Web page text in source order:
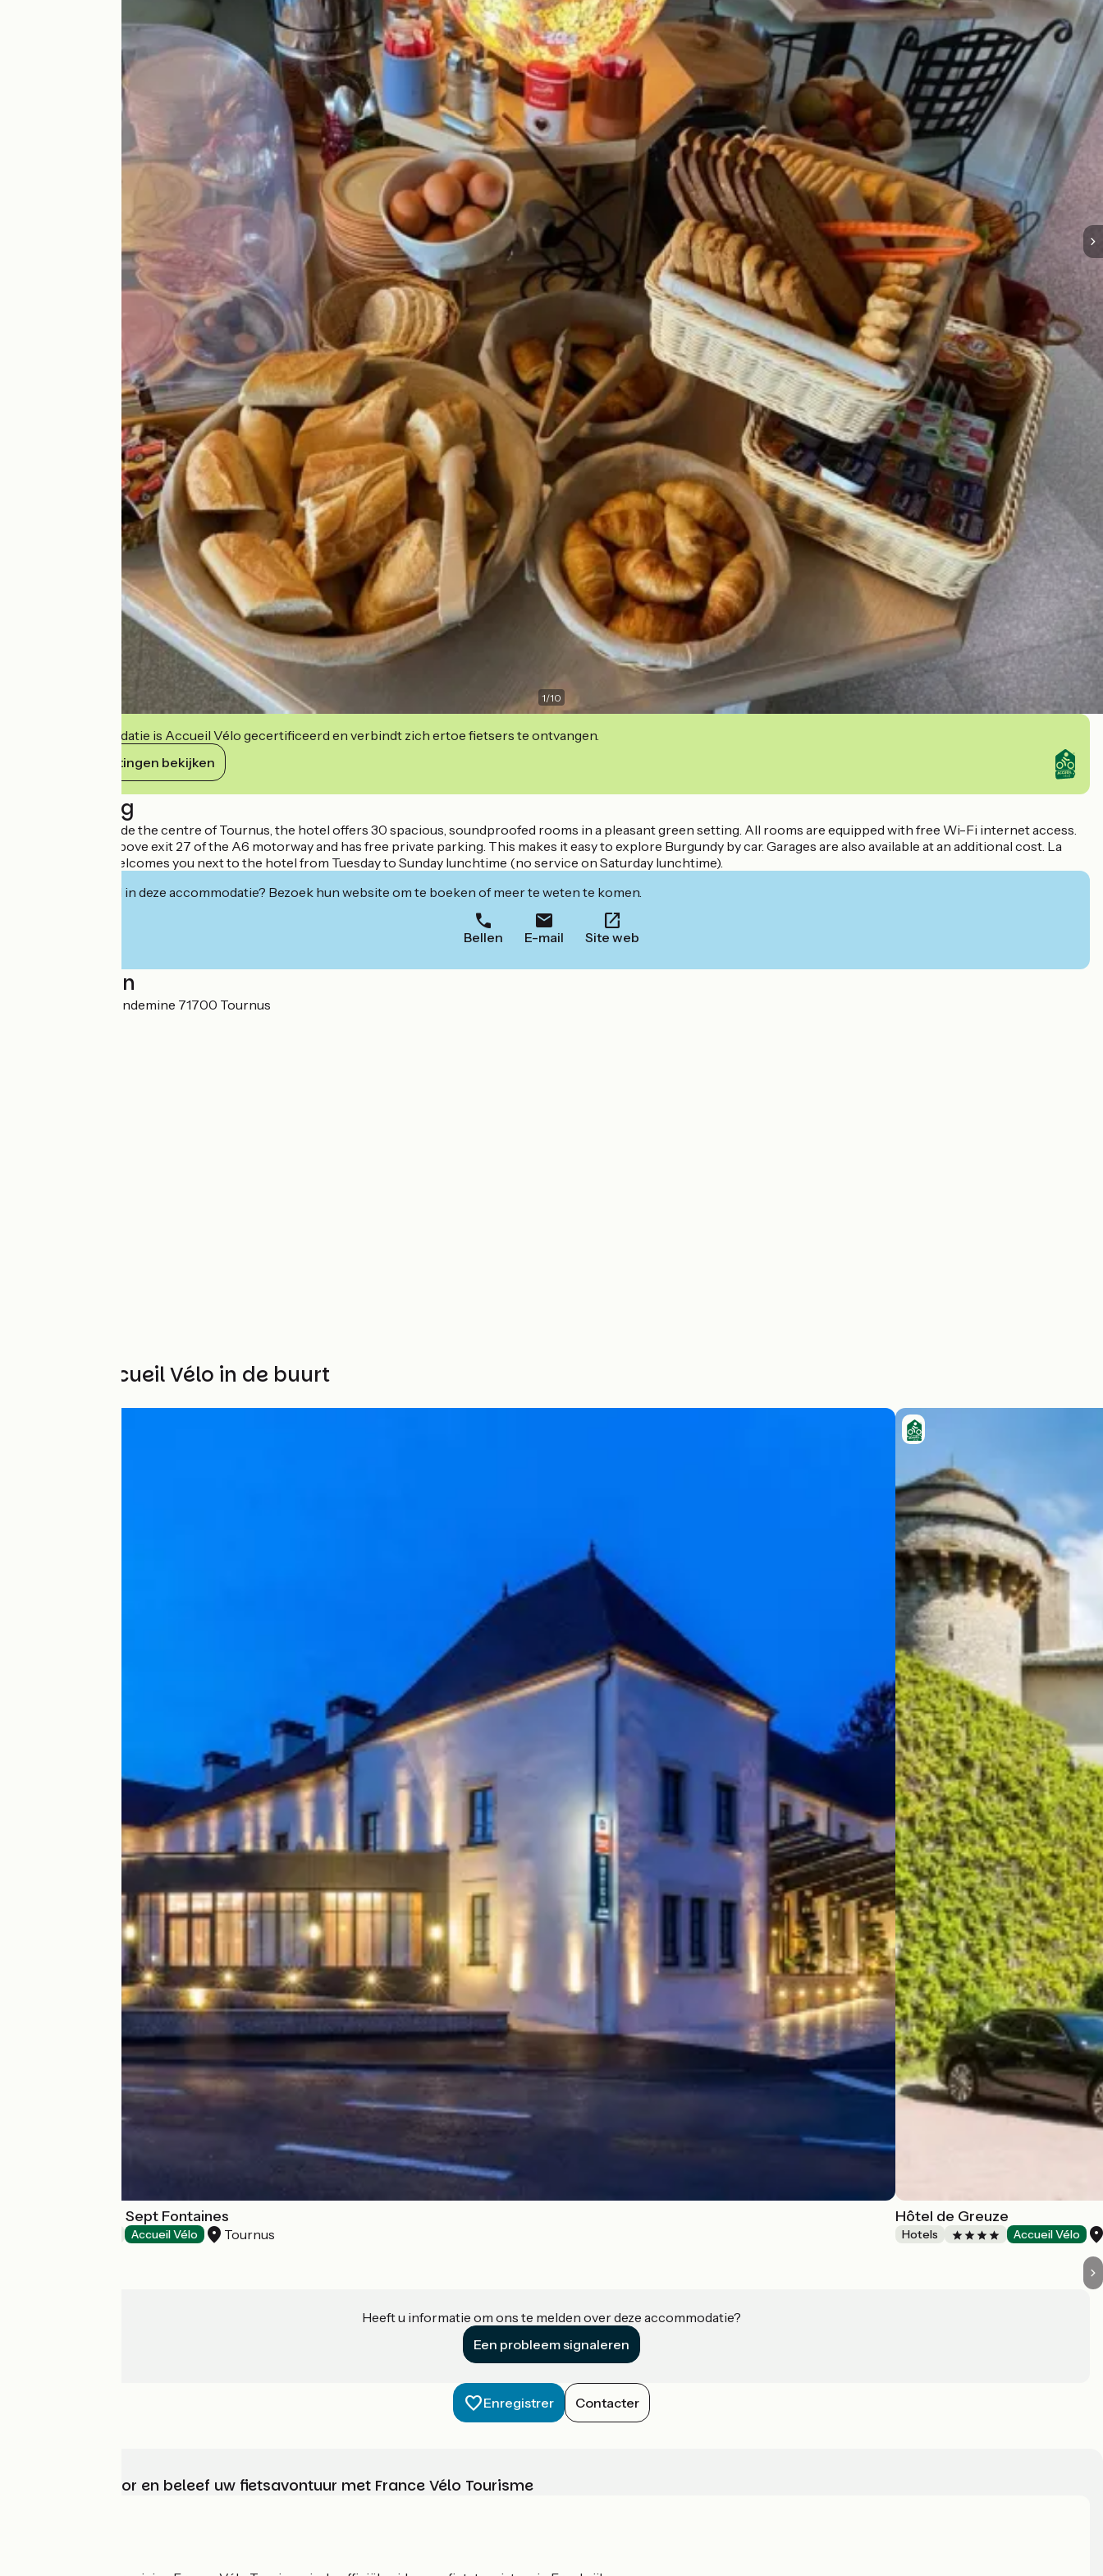
1/10
Deze accommodatie is Accueil Vélo gecertificeerd en verbindt zich ertoe fietsers te ontvangen.
Haar verplichtingen bekijken
Beschrijving
Situated just outside the centre of Tournus, the hotel offers 30 spacious, soundproofed rooms in a pleasant green setting. All rooms are equipped with free Wi-Fi internet access.
The hotel is just above exit 27 of the A6 motorway and has free private parking. This makes it easy to explore Burgundy by car. Garages are also available at an additional cost. La
Table du Kolibri welcomes you next to the hotel from Tuesday to Sunday lunchtime (no service on Saturday lunchtime).
Geïnteresseerd in deze accommodatie? Bezoek hun website om te boeken of meer te weten te komen.
Bellen E-mail Site web
Localisation
ZI de la Grande Condemine 71700 Tournus
Andere Accueil Vélo in de buurt
Hôtel & Spa Les Sept Fontaines
Accueil Vélo Tournus
Hôtel de Greuze
Hotels Accueil Vélo
Heeft u informatie om ons te melden over deze accommodatie?
Een probleem signaleren
Enregistrer Contacter
Kies, bereid voor en beleef uw fietsavontuur met France Vélo Tourisme